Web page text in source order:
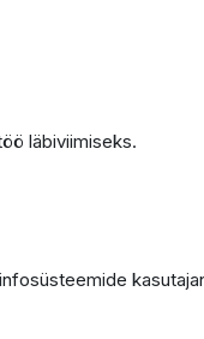
läbiviimiseks.